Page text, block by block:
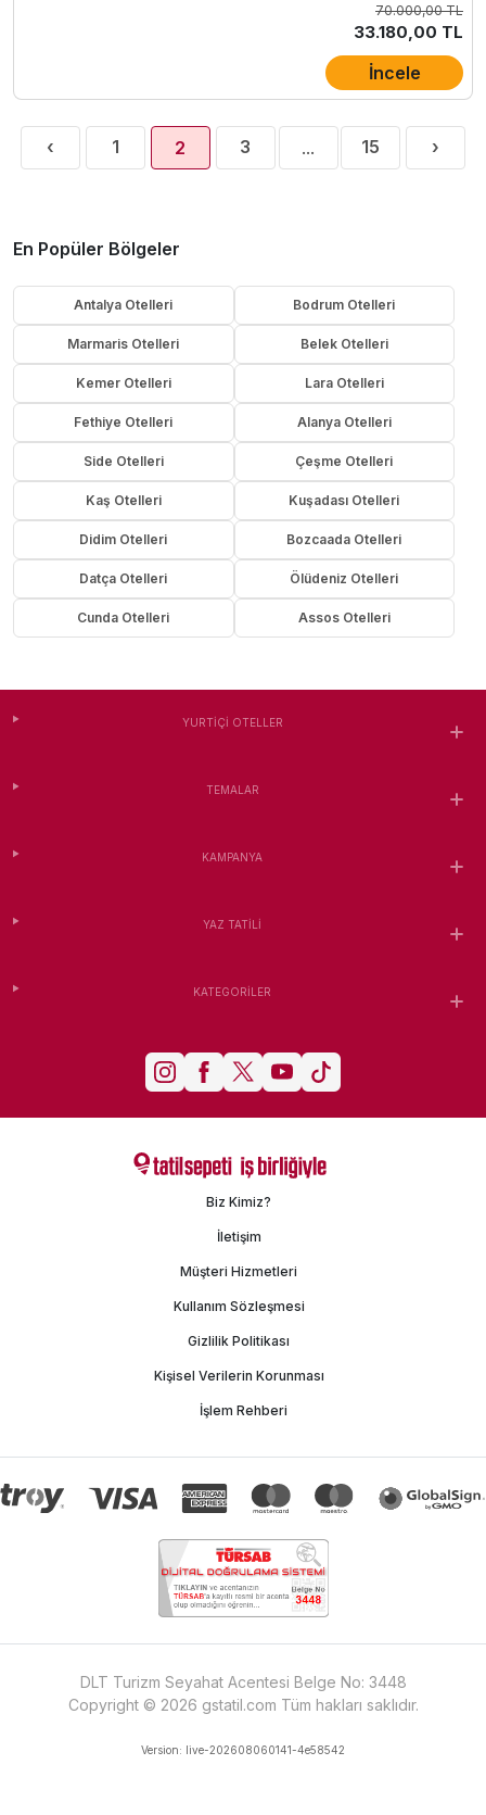
70.000,00 TL
33.180,00 TL
İncele
‹ Previous
1 2
(current)
3 ... 15 ›Next
En Popüler Bölgeler
Antalya Otelleri Bodrum Otelleri
Marmaris Otelleri Belek Otelleri
Kemer Otelleri Lara Otelleri
Fethiye Otelleri Alanya Otelleri
Side Otelleri Çeşme Otelleri
Kaş Otelleri Kuşadası Otelleri
Didim Otelleri Bozcaada Otelleri
Datça Otelleri Ölüdeniz Otelleri
Cunda Otelleri Assos Otelleri
YURTIÇI OTELLER
TEMALAR
KAMPANYA
YAZ TATILI
KATEGORILER
Biz Kimiz?
İletişim
Müşteri Hizmetleri
Kullanım Sözleşmesi
Gizlilik Politikası
Kişisel Verilerin Korunması
İşlem Rehberi
DLT Turizm Seyahat Acentesi Belge No: 3448
Copyright © 2026 gstatil.com Tüm hakları saklıdır.
Version: live-202608060141-4e58542